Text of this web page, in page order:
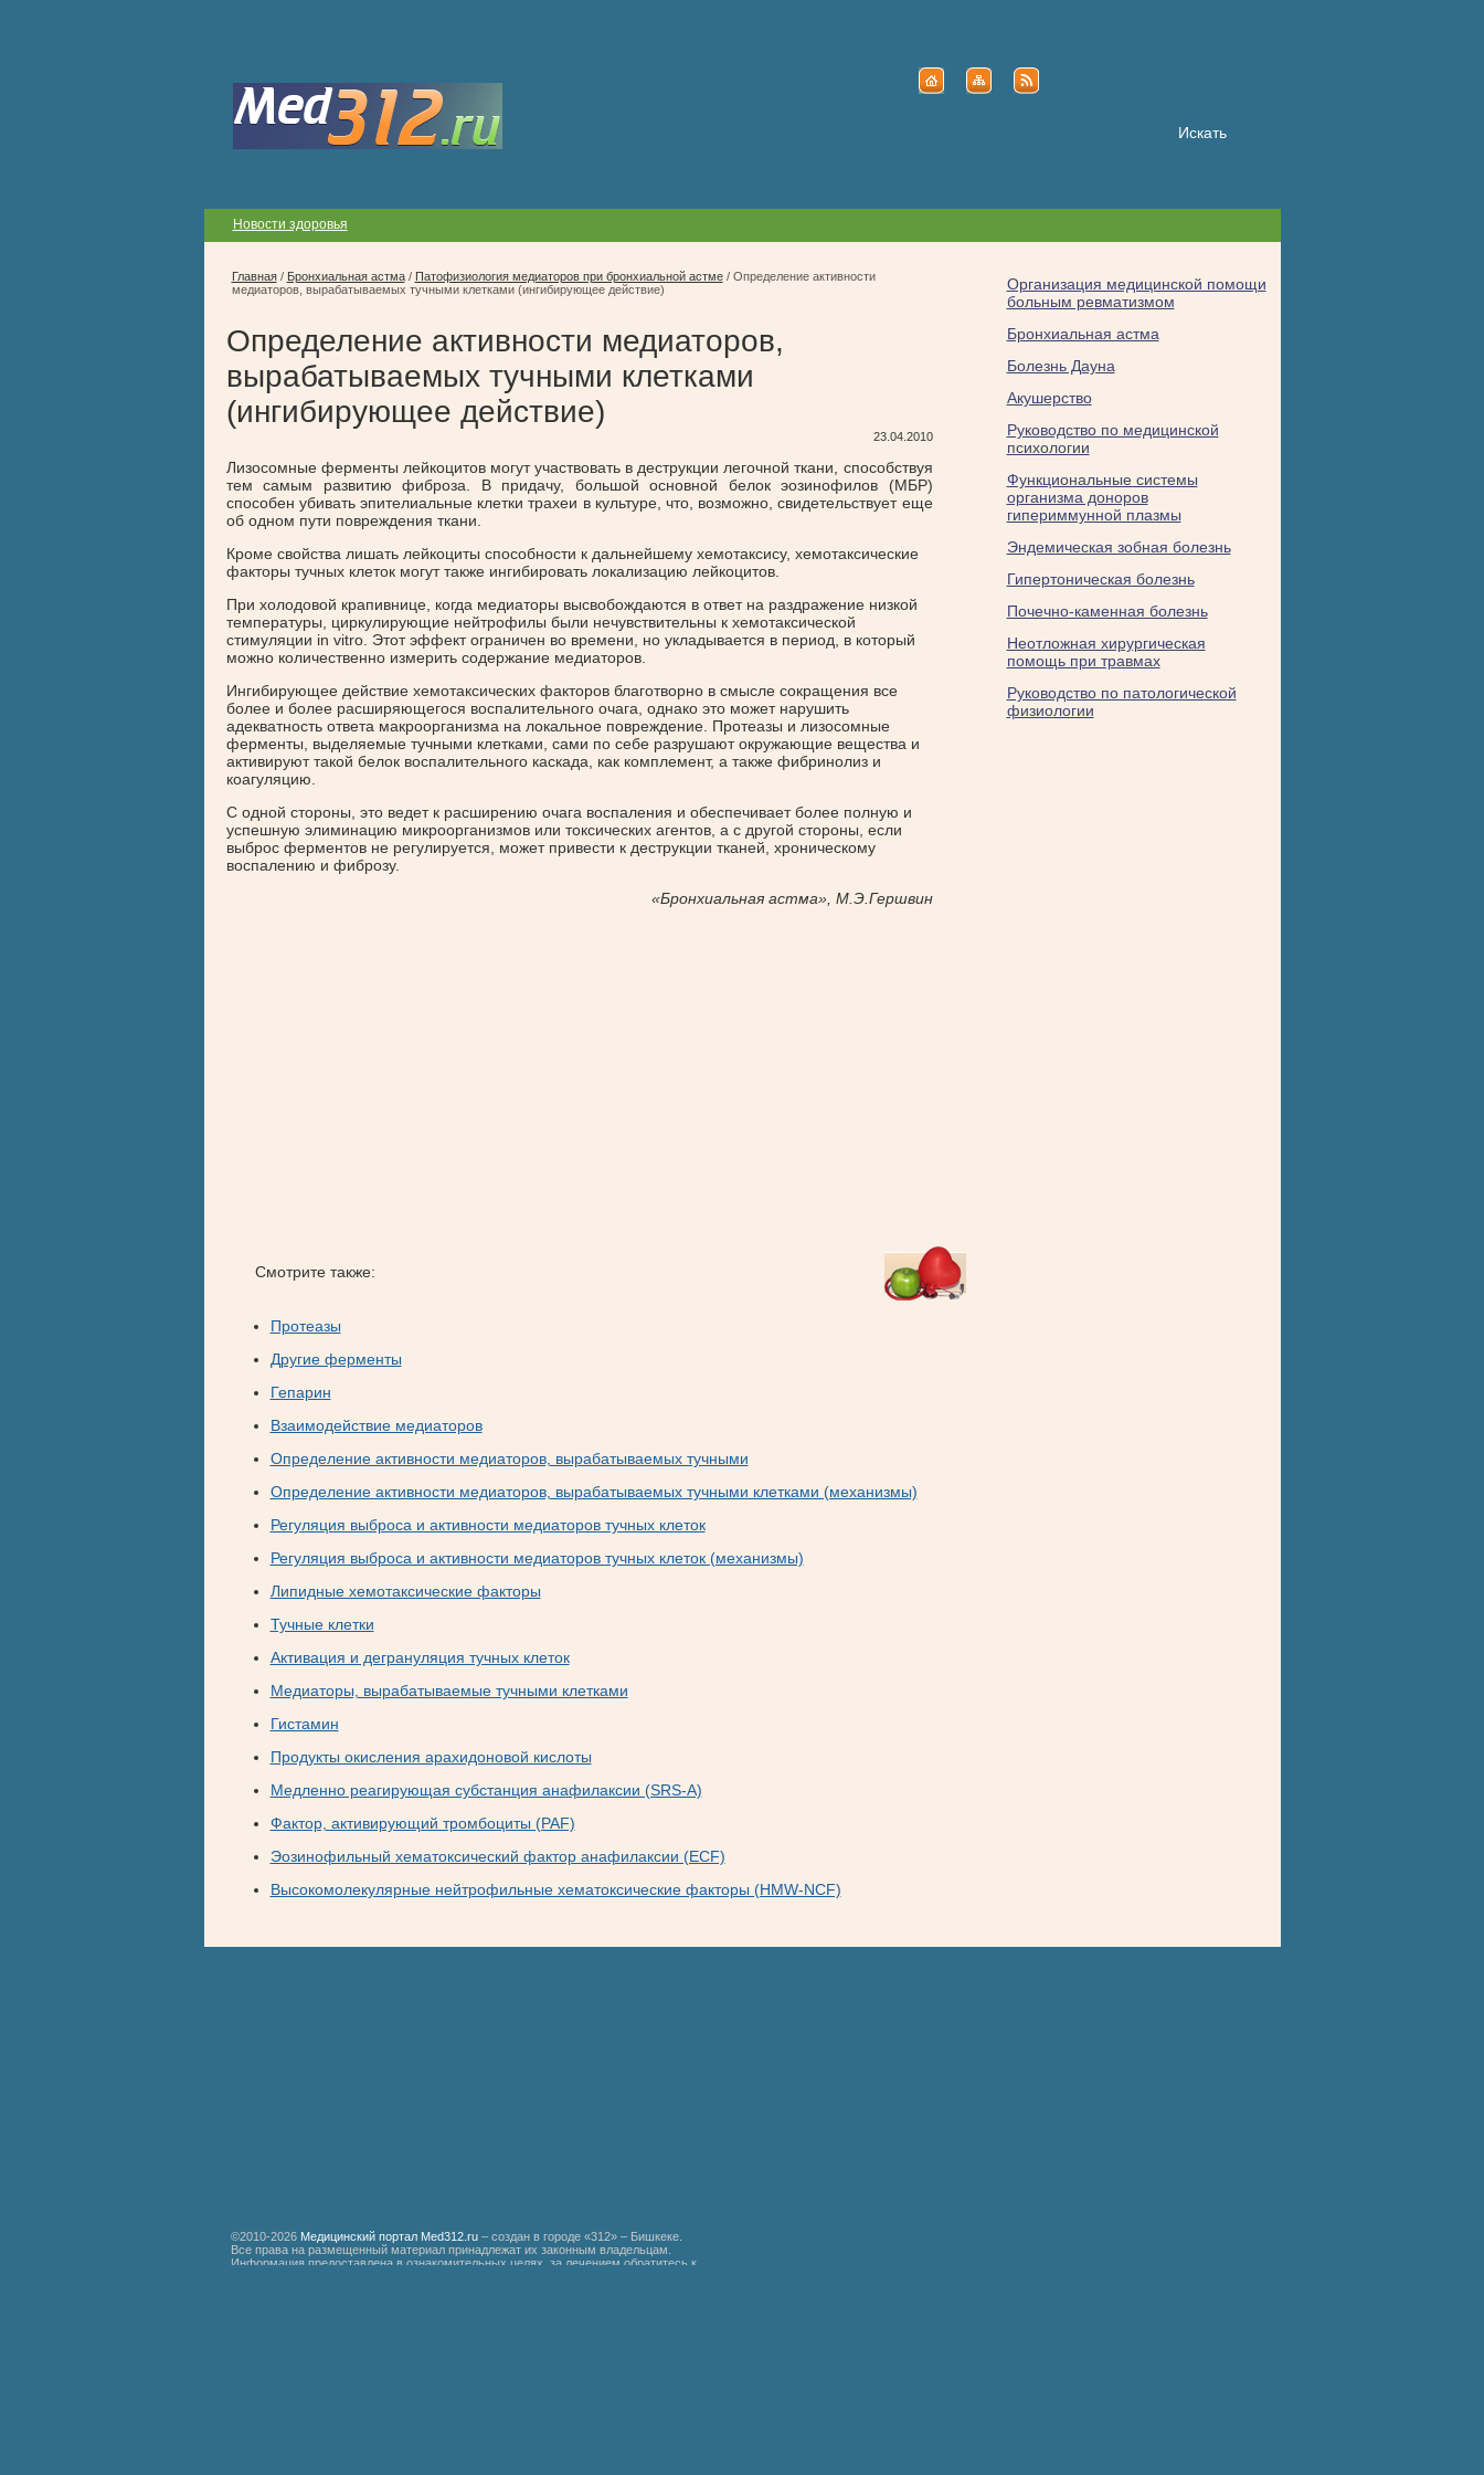
Новости здоровья
Главная/ Бронхиальная астма/ Патофизиология медиаторов при бронхиальной астме/ Определение активности
медиаторов, вырабатываемых тучными клетками (ингибирующее действие)
Определение активности медиаторов,
вырабатываемых тучными клетками
(ингибирующее действие)
23.04.2010
Лизосомные ферменты лейкоцитов могут участвовать в деструкции легочной ткани, способствуя
тем самым развитию фиброза. В придачу, большой основной белок эозинофилов (МБР)
способен убивать эпителиальные клетки трахеи в культуре, что, возможно, свидетельствует еще
об одном пути повреждения ткани.
Кроме свойства лишать лейкоциты способности к дальнейшему хемотаксису, хемотаксические
факторы тучных клеток могут также ингибировать локализацию лейкоцитов.
При холодовой крапивнице, когда медиаторы высвобождаются в ответ на раздражение низкой
температуры, циркулирующие нейтрофилы были нечувствительны к хемотаксической
стимуляции in vitro. Этот эффект ограничен во времени, но укладывается в период, в который
можно количественно измерить содержание медиаторов.
Ингибирующее действие хемотаксических факторов благотворно в смысле сокращения все
более и более расширяющегося воспалительного очага, однако это может нарушить
адекватность ответа макроорганизма на локальное повреждение. Протеазы и лизосомные
ферменты, выделяемые тучными клетками, сами по себе разрушают окружающие вещества и
активируют такой белок воспалительного каскада, как комплемент, а также фибринолиз и
коагуляцию.
С одной стороны, это ведет к расширению очага воспаления и обеспечивает более полную и
успешную элиминацию микроорганизмов или токсических агентов, а с другой стороны, если
выброс ферментов не регулируется, может привести к деструкции тканей, хроническому
воспалению и фиброзу.
«Бронхиальная астма», М.Э.Гершвин
Смотрите также:
Протеазы
Другие ферменты
Гепарин
Взаимодействие медиаторов
Определение активности медиаторов, вырабатываемых тучными
Определение активности медиаторов, вырабатываемых тучными клетками (механизмы)
Регуляция выброса и активности медиаторов тучных клеток
Регуляция выброса и активности медиаторов тучных клеток (механизмы)
Липидные хемотаксические факторы
Тучные клетки
Активация и дегрануляция тучных клеток
Медиаторы, вырабатываемые тучными клетками
Гистамин
Продукты окисления арахидоновой кислоты
Медленно реагирующая субстанция анафилаксии (SRS-A)
Фактор, активирующий тромбоциты (PAF)
Эозинофильный хематоксический фактор анафилаксии (ECF)
Высокомолекулярные нейтрофильные хематоксические факторы (HMW-NCF)
Организация медицинской помощи
больным ревматизмом
Бронхиальная астма
Болезнь Дауна
Акушерство
Руководство по медицинской
психологии
Функциональные системы
организма доноров
гипериммунной плазмы
Эндемическая зобная болезнь
Гипертоническая болезнь
Почечно-каменная болезнь
Неотложная хирургическая
помощь при травмах
Руководство по патологической
физиологии
©2010-2026 Медицинский портал Med312.ru – создан в городе «312» – Бишкеке.
Все права на размещенный материал принадлежат их законным владельцам.
Информация предоставлена в ознакомительных целях, за лечением обратитесь к